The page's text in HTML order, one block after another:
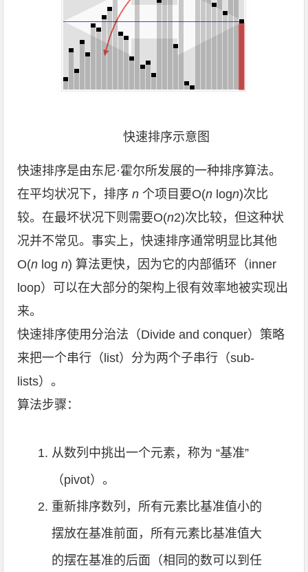
快速排序示意图
快速排序是由东尼·霍尔所发展的一种排序算法。
在平均状况下，排序n 个项目要Ο(n logn)次比
较。在最坏状况下则需要Ο(n2)次比较，但这种状
况并不常见。事实上，快速排序通常明显比其他
Ο(n logn) 算法更快，因为它的内部循环（inner
loop）可以在大部分的架构上很有效率地被实现出
来。
快速排序使用分治法（Divide and conquer）策略
来把一个串行（list）分为两个子串行（sub-
lists）。
算法步骤：
从数列中挑出一个元素，称为 “基准”
（pivot）。
重新排序数列，所有元素比基准值小的
摆放在基准前面，所有元素比基准值大
的摆在基准的后面（相同的数可以到任